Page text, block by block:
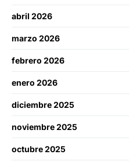
abril 2026
marzo 2026
febrero 2026
enero 2026
diciembre 2025
noviembre 2025
octubre 2025